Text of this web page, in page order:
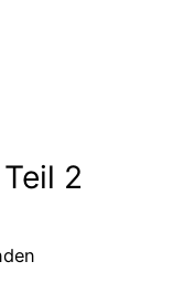
2